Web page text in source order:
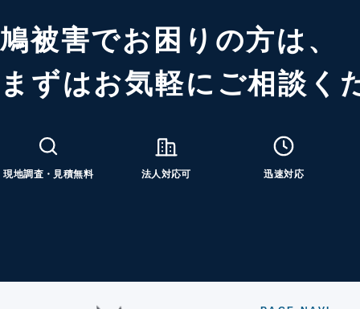
鳩被害でお困りの方は、
まずはお気軽にご相談く
現地調査・見積無料 法人対応可 迅速対応